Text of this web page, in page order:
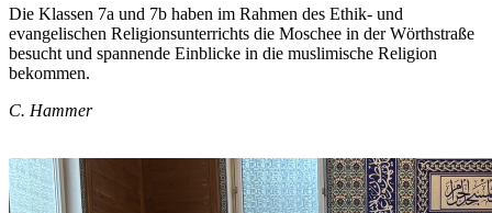
Die Klassen 7a und 7b haben im Rahmen des Ethik- und
evangelischen Religionsunterrichts die Moschee in der Wörthstraße
besucht und spannende Einblicke in die muslimische Religion
bekommen.
C. Hammer